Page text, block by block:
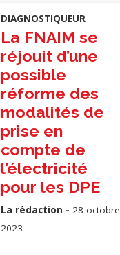
DIAGNOSTIQUEUR
La FNAIM se
réjouit d’une
possible
réforme des
modalités de
prise en
compte de
l’électricité
pour les DPE
La rédaction - 28 octobre
2023